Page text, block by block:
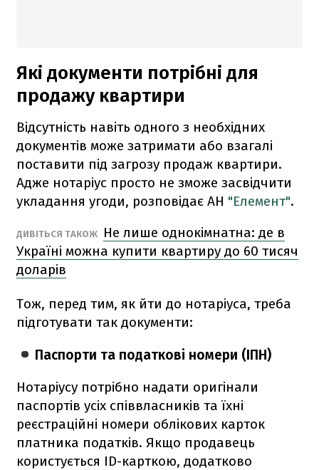
Які документи потрібні для
продажу квартири
Відсутність навіть одного з необхідних
документів може затримати або взагалі
поставити під загрозу продаж квартири.
Адже нотаріус просто не зможе засвідчити
укладання угоди, розповідає АН "Елемент".
ДИВІТЬСЯ ТАКОЖ
Не лише однокімнатна: де в
Україні можна купити квартиру до 60 тисяч
доларів
Тож, перед тим, як йти до нотаріуса, треба
підготувати так документи:
Паспорти та податкові номери (ІПН)
Нотаріусу потрібно надати оригінали
паспортів усіх співвласників та їхні
реєстраційні номери облікових карток
платника податків. Якщо продавець
користується ID-карткою, додатково